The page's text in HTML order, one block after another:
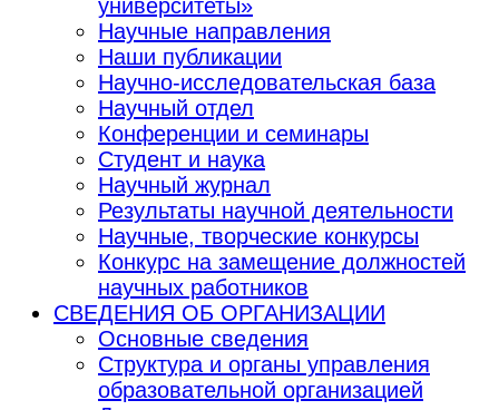
университеты»
Научные направления
Наши публикации
Научно-исследовательская база
Научный отдел
Конференции и семинары
Студент и наука
Научный журнал
Результаты научной деятельности
Научные, творческие конкурсы
Конкурс на замещение должностей
научных работников
СВЕДЕНИЯ ОБ ОРГАНИЗАЦИИ
Основные сведения
Структура и органы управления
образовательной организацией